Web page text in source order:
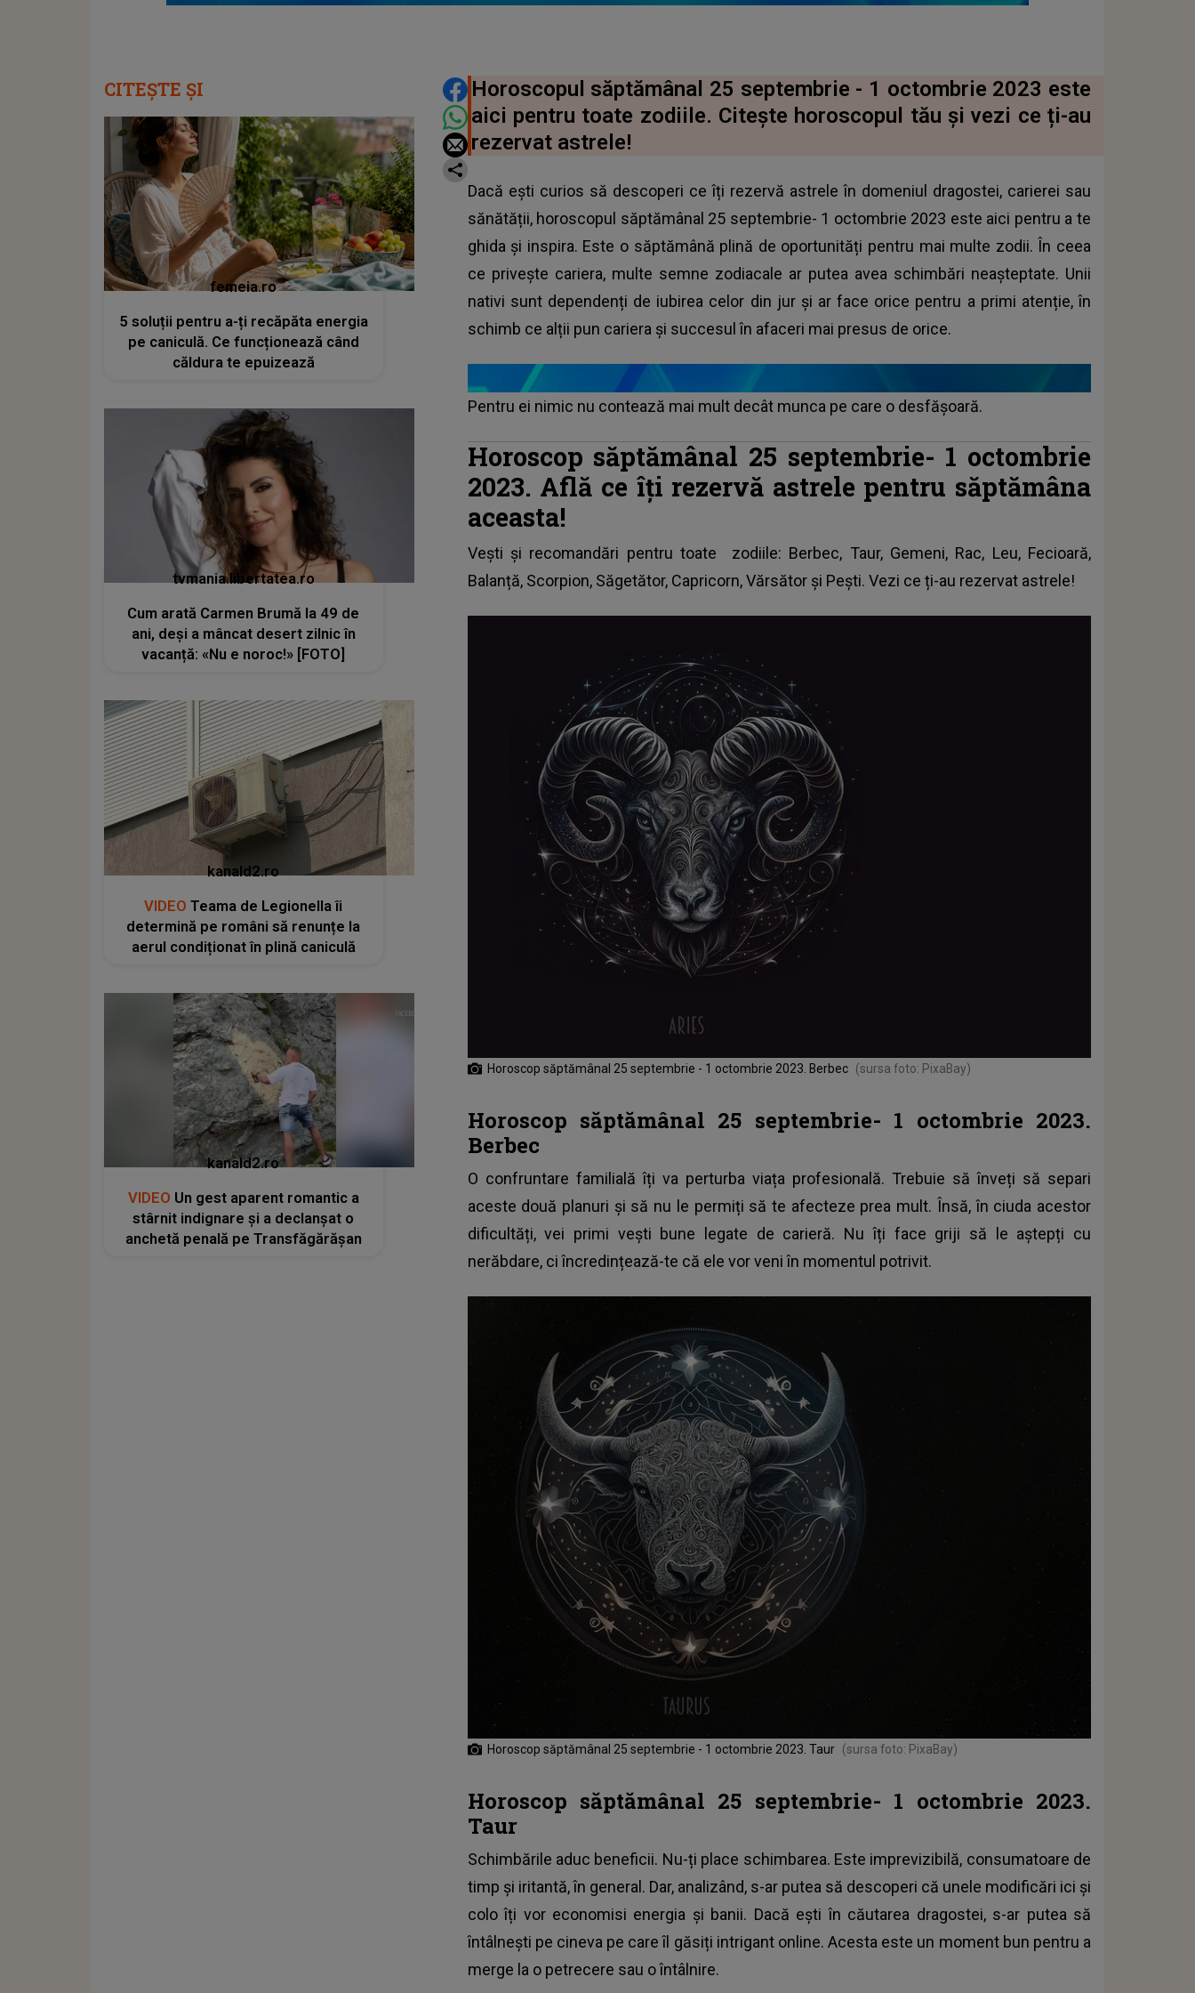
DISTRIBUIE ARTICOLUL
Horoscopul săptămânal 25 septembrie - 1 octombrie 2023 este
aici pentru toate zodiile. Citește horoscopul tău și vezi ce ți-au
rezervat astrele!
Dacă ești curios să descoperi ce îți rezervă astrele în domeniul dragostei, carierei sau
sănătății, horoscopul săptămânal 25 septembrie- 1 octombrie 2023 este aici pentru a te
ghida și inspira. Este o săptămână plină de oportunități pentru mai multe zodii. În ceea
ce privește cariera, multe semne zodiacale ar putea avea schimbări neașteptate. Unii
nativi sunt dependenți de iubirea celor din jur și ar face orice pentru a primi atenție, în
schimb ce alții pun cariera și succesul în afaceri mai presus de orice.
Pentru ei nimic nu contează mai mult decât munca pe care o desfășoară.
Horoscop săptămânal 25 septembrie- 1 octombrie
2023. Află ce îți rezervă astrele pentru săptămâna
aceasta!
Vești și recomandări pentru toate zodiile: Berbec, Taur, Gemeni, Rac, Leu, Fecioară,
Balanță, Scorpion, Săgetător, Capricorn, Vărsător și Pești. Vezi ce ți-au rezervat astrele!
Horoscop săptămânal 25 septembrie - 1 octombrie 2023. Berbec (sursa foto: PixaBay)
Horoscop săptămânal 25 septembrie- 1 octombrie 2023.
Berbec
O confruntare familială îți va perturba viața profesională. Trebuie să înveți să separi
aceste două planuri și să nu le permiți să te afecteze prea mult. Însă, în ciuda acestor
dificultăți, vei primi vești bune legate de carieră. Nu îți face griji să le aștepți cu
nerăbdare, ci încredințează-te că ele vor veni în momentul potrivit.
Horoscop săptămânal 25 septembrie - 1 octombrie 2023. Taur (sursa foto: PixaBay)
Horoscop săptămânal 25 septembrie- 1 octombrie 2023.
Taur
Schimbările aduc beneficii. Nu-ți place schimbarea. Este imprevizibilă, consumatoare de
timp și iritantă, în general. Dar, analizând, s-ar putea să descoperi că unele modificări ici și
colo îți vor economisi energia și banii. Dacă ești în căutarea dragostei, s-ar putea să
întâlnești pe cineva pe care îl găsiți intrigant online. Acesta este un moment bun pentru a
merge la o petrecere sau o întâlnire.
CITEȘTE ȘI
femeia.ro
5 soluții pentru a-ți recăpăta energia
pe caniculă. Ce funcționează când
căldura te epuizează
tvmania.libertatea.ro
Cum arată Carmen Brumă la 49 de
ani, deși a mâncat desert zilnic în
vacanță: «Nu e noroc!» [FOTO]
kanald2.ro
VIDEO Teama de Legionella îi
determină pe români să renunțe la
aerul condiționat în plină caniculă
kanald2.ro
VIDEO Un gest aparent romantic a
stârnit indignare și a declanșat o
anchetă penală pe Transfăgărășan